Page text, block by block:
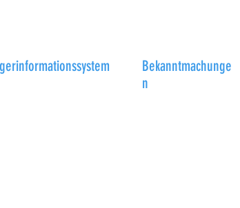
Bekanntmachunge
n